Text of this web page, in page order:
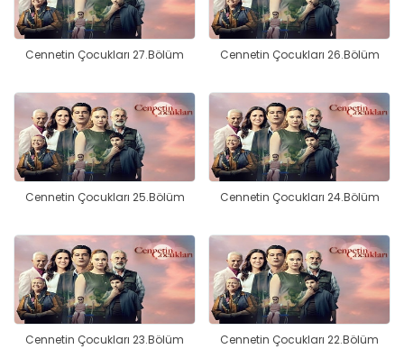
Cennetin Çocukları 27.Bölüm Cennetin Çocukları 26.Bölüm
Cennetin Çocukları 25.Bölüm Cennetin Çocukları 24.Bölüm
Cennetin Çocukları 23.Bölüm Cennetin Çocukları 22.Bölüm